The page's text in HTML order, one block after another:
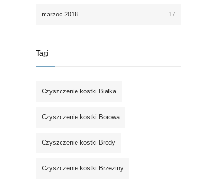
marzec 2018 17
Tagi
Czyszczenie kostki Białka
Czyszczenie kostki Borowa
Czyszczenie kostki Brody
Czyszczenie kostki Brzeziny